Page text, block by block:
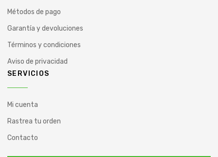
Métodos de pago
Garantía y devoluciones
Términos y condiciones
Aviso de privacidad
SERVICIOS
Mi cuenta
Rastrea tu orden
Contacto